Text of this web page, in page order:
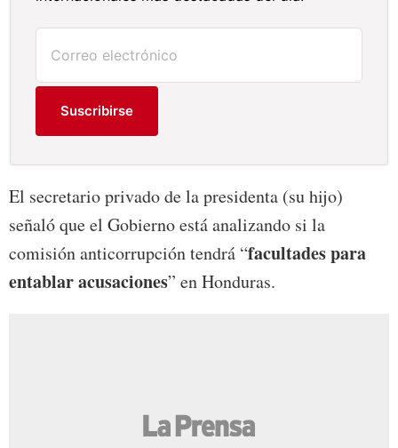
Suscribirse
El secretario privado de la presidenta (su hijo)
señaló que el Gobierno está analizando si la
comisión anticorrupción tendrá “facultades para
entablar acusaciones” en Honduras.